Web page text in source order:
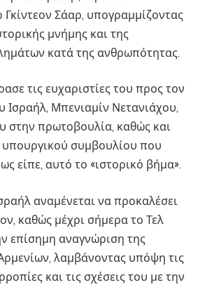
Γκίντεον Σάαρ, υπογραμμίζοντας
μνήμης και της
κατά της ανθρωπότητας.
τις ευχαριστίες του προς τον
Μπενιαμίν Νετανιάχου,
στην πρωτοβουλία, καθώς και
συμβουλίου που
είπε, αυτό το «ιστορικό βήμα».
αναμένεται να προκαλέσει
καθώς μέχρι σήμερα το Τελ
επίσημη αναγνώριση της
λαμβάνοντας υπόψη τις
και τις σχέσεις του με την